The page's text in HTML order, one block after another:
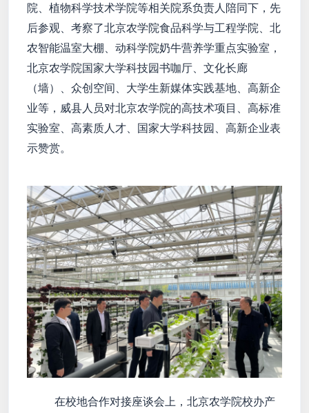
院、植物科学技术学院等相关院系负责人陪同下，先
后参观、考察了北京农学院食品科学与工程学院、北
农智能温室大棚、动科学院奶牛营养学重点实验室，
北京农学院国家大学科技园书咖厅、文化长廊
（墙）、众创空间、大学生新媒体实践基地、高新企
业等，威县人员对北京农学院的高技术项目、高标准
实验室、高素质人才、国家大学科技园、高新企业表
示赞赏。
在校地合作对接座谈会上，北京农学院校办产